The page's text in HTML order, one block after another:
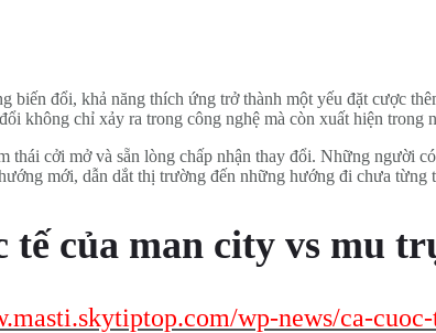
biến đổi, khả năng thích ứng trở thành một yếu đặt cược
không chỉ xảy ra trong công nghệ mà còn xuất hiện
thái cởi mở và sẵn lòng chấp nhận thay đổi. Những người
mới, dẫn dắt thị trường đến những hướng đi chưa từng
tế của man city vs mu
wp-news/ca-